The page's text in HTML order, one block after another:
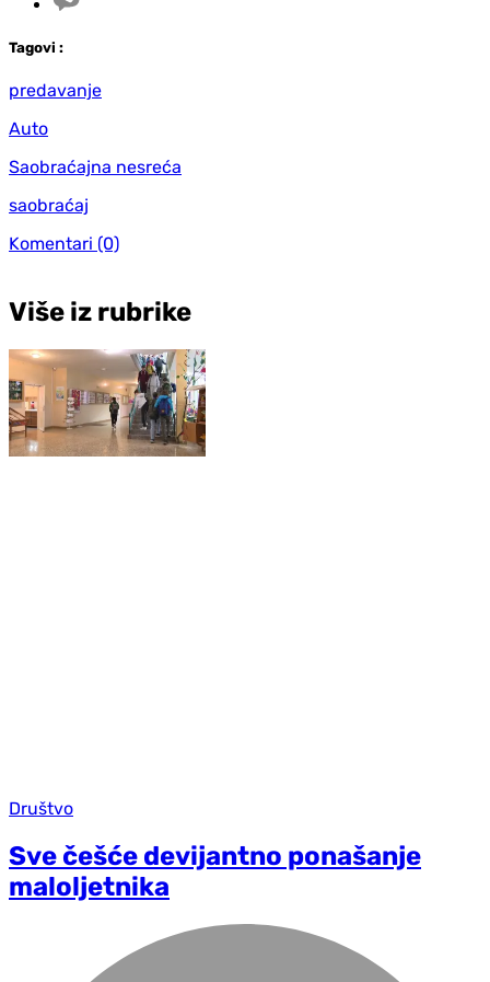
Tagovi :
predavanje
Auto
Saobraćajna nesreća
saobraćaj
Komentari (0)
Više iz rubrike
Društvo
Sve češće devijantno ponašanje
maloljetnika